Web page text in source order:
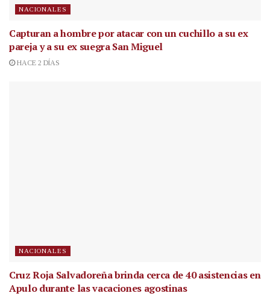
NACIONALES
Capturan a hombre por atacar con un cuchillo a su ex
pareja y a su ex suegra San Miguel
HACE 2 DÍAS
NACIONALES
Cruz Roja Salvadoreña brinda cerca de 40 asistencias en
Apulo durante las vacaciones agostinas